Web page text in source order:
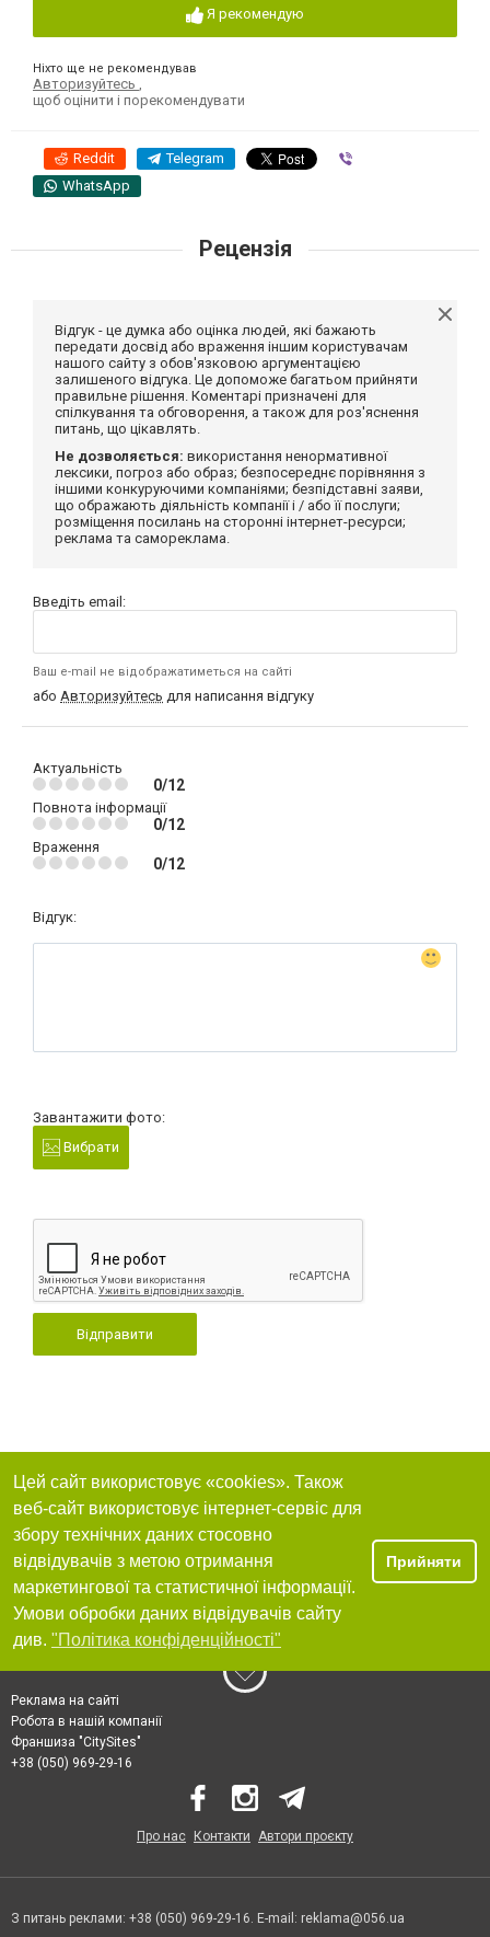
Я рекомендую
Ніхто ще не рекомендував
Авторизуйтесь
щоб оцінити і порекомендувати
Reddit Telegram
WhatsApp
Рецензія
Відгук - це думка або оцінка людей, які бажають
передати досвід або враження іншим користувачам
нашого сайту з обов'язковою аргументацією
залишеного відгука. Це допоможе багатьом прийняти
правильне рішення. Коментарі призначені для
спілкування та обговорення, а також для роз'яснення
питань, що цікавлять.
Не дозволяється: використання ненормативної
лексики, погроз або образ; безпосереднє порівняння з
іншими конкуруючими компаніями; безпідставні заяви,
що ображають діяльність компанії і / або її послуги;
розміщення посилань на сторонні інтернет-ресурси;
реклама та самореклама.
Введіть email:
Ваш e-mail не відображатиметься на сайті
або Авторизуйтесь для написання відгуку
Актуальність
0/12
Повнота інформації
0/12
Враження
0/12
Відгук:
Завантажити фото:
Вибрати
Відправити
Цей сайт використовує «cookies». Також
веб-сайт використовує інтернет-сервіс для
збору технічних даних стосовно
відвідувачів з метою отримання
маркетингової та статистичної інформації.
Умови обробки даних відвідувачів сайту
див. "Політика конфіденційності"
Прийняти
Реклама на сайті
Робота в нашій компанії
Франшиза "CitySites"
+38 (050) 969-29-16
Про нас Контакти Автори проєкту
З питань реклами: +38 (050) 969-29-16. E-mail: reklama@056.ua